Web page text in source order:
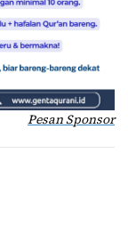
Pesan Sponsor